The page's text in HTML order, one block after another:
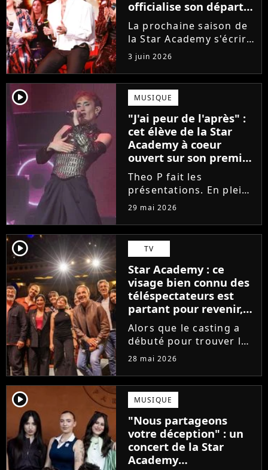
officialise son départ,
"Ça devenait assez
compliqué"
La prochaine saison de
la Star Academy s'écrira
avec une nouvelle
recrue dans ses rangs.
Coach d'expression
scénique de l'émission,
Marlène Schaff ne
rempilera pas à la table
des professeurs...
3 juin 2026
player2 MUSIQUE
"J'ai peur de l'après" :
cet élève de la Star
Academy à coeur
ouvert sur son premier
single intime
Theo P fait les
présentations. En pleine
tournée, l'élève de la
son tout premier single.
Avec Garçon solide, le
chanteur livre une
facette plus fragile de
sa personnalité....
29 mai 2026
player2 TV
Star Academy : ce
visage bien connu des
téléspectateurs est
partant pour revenir,
sauf que la place est
déjà prise
Alors que le casting a
débuté pour trouver les
prochains Pierre
Ambre, une professeure
emblématique de la Star
Academy se positionne
pour enseigner le chant
aux...
28 mai 2026
player2 MUSIQUE
"Nous partageons
votre déception" : un
concert de la Star
Academy